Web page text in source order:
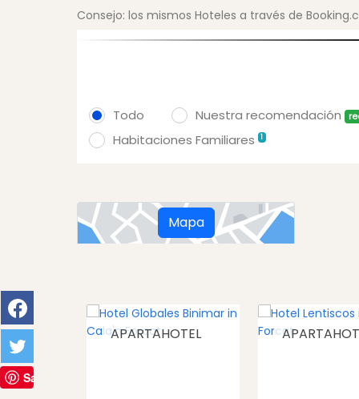
Consejo: los mismos Hoteles a través de
Todo Nuestra recomendación
Habitaciones Familiares 1
Mapa
APARTAHOTEL
Save